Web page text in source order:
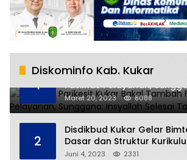
Diskominfo Kab. Kukar
1
RSUD AM Parikesit Kukar
Fasilitas Pelayanan,
Selesai Tahun Ini
Maret 20, 2023 8088
2
Disdikbud Kukar Gelar
Dasar dan Struktur
Juni 4, 2023 2331